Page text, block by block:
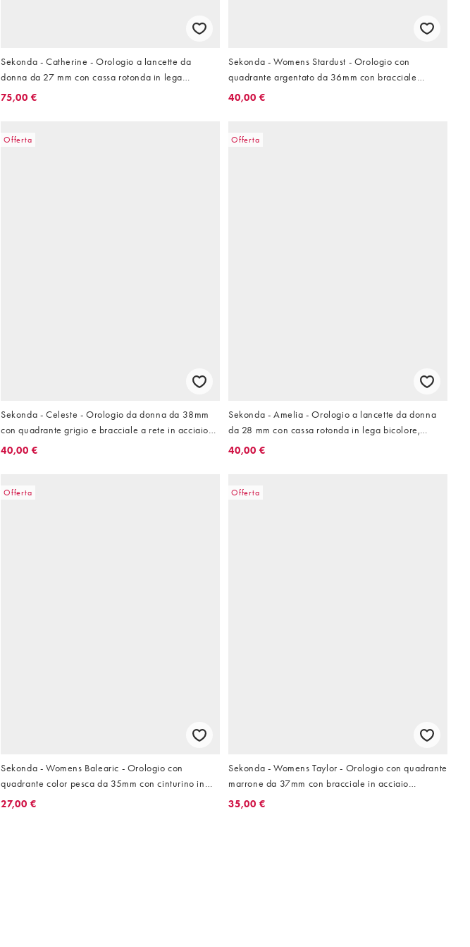
Sekonda - Catherine - Orologio a lancette da
donna da 27 mm con cassa rotonda in lega
argentata, cinturino in acciaio inossidabile bicolore
75,00 €
Sekonda - Womens Stardust - Orologio con
quadrante argentato da 36mm con bracciale
semirigido in lega di metalli
40,00 €
Offerta
Sekonda - Celeste - Orologio da donna da 38mm
con quadrante grigio e bracciale a rete in acciaio
inossidabile
40,00 €
Offerta
Sekonda - Amelia - Orologio a lancette da donna
da 28 mm con cassa rotonda in lega bicolore,
cinturino in lega bicolore e quadrante dorato
40,00 €
Offerta
Sekonda - Womens Balearic - Orologio con
quadrante color pesca da 35mm con cinturino in
gomma
27,00 €
Offerta
Sekonda - Womens Taylor - Orologio con quadrante
marrone da 37mm con bracciale in acciaio
inossidabile
35,00 €